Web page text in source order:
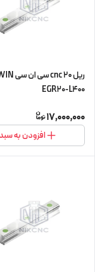
EGR20-L400
17,000,000
افزودن به